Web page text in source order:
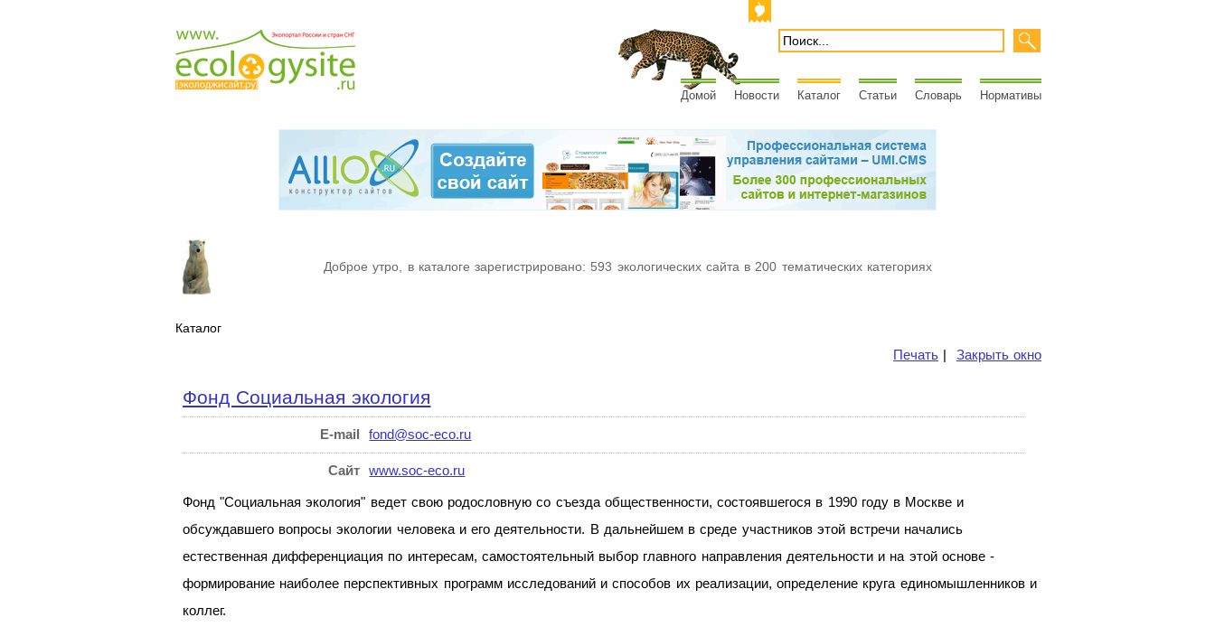
Домой Новости Каталог Статьи Словарь Нормативы
Доброе утро, в каталоге зарегистрировано: 593 экологических сайта в 200 тематических категориях
Каталог
Печать | Закрыть окно
Фонд Социальная экология
E-mail fond@soc-eco.ru
Сайт www.soc-eco.ru
Фонд "Социальная экология" ведет свою родословную со съезда общественности, состоявшегося в 1990 году в Москве и
обсуждавшего вопросы экологии человека и его деятельности. В дальнейшем в среде участников этой встречи начались
естественная дифференциация по интересам, самостоятельный выбор главного направления деятельности и на этой основе -
формирование наиболее перспективных программ исследований и способов их реализации, определение круга единомышленников и
коллег.